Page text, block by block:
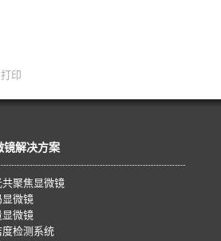
打印
镜解决方案
共聚焦显微镜
显微镜
显微镜
度检测系统